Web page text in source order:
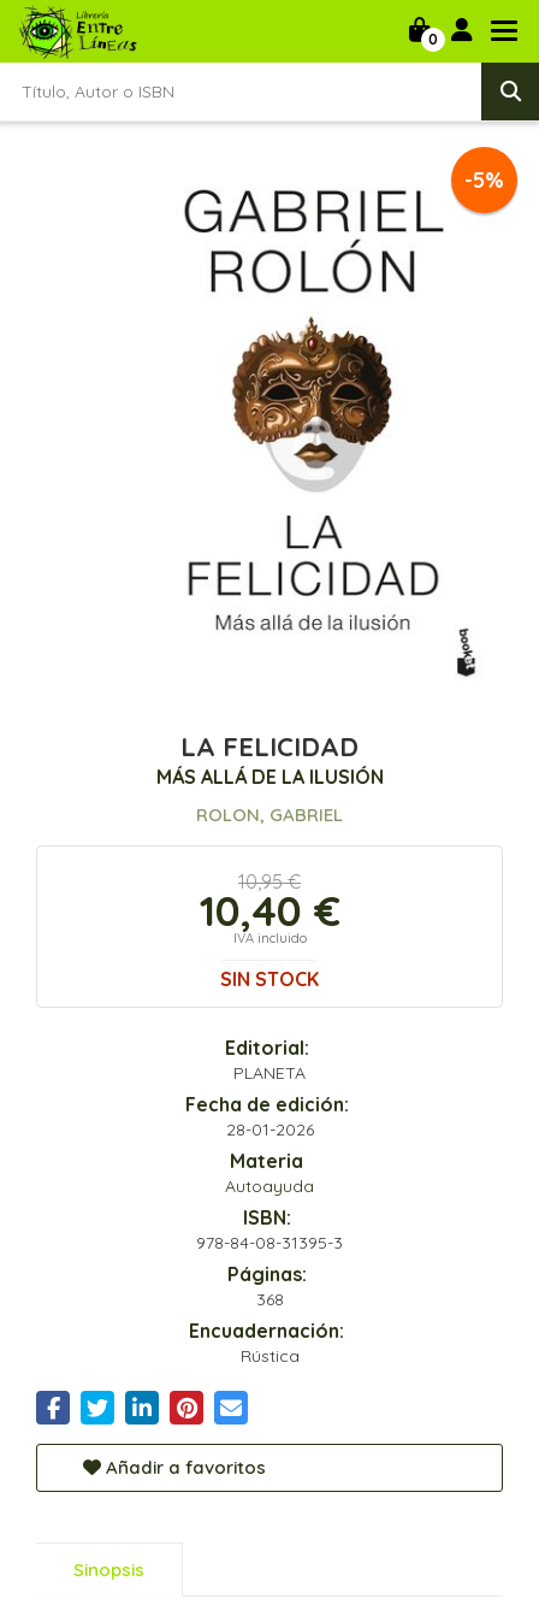
0
-5%
LA FELICIDAD
MÁS ALLÁ DE LA ILUSIÓN
ROLON, GABRIEL
10,95 €
10,40 €
IVA incluido
SIN STOCK
Editorial:
PLANETA
Fecha de edición:
28-01-2026
Materia
Autoayuda
ISBN:
978-84-08-31395-3
Páginas:
368
Encuadernación:
Rústica
Añadir a favoritos
Sinopsis